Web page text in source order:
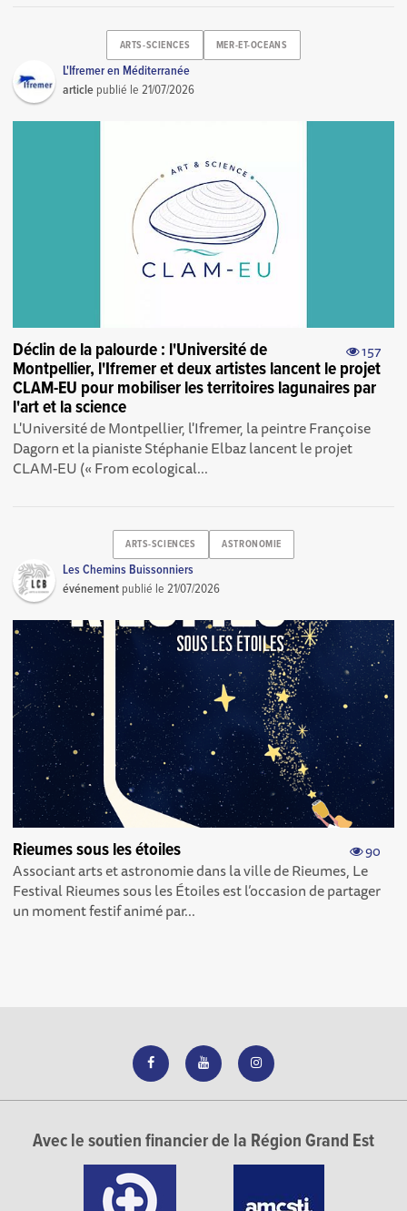
ARTS-SCIENCES MER-ET-OCEANS
L'Ifremer en Méditerranée
article publié le21/07/2026
157
Déclin de la palourde : l'Université de
Montpellier, l'Ifremer et deux artistes lancent le projet
CLAM-EU pour mobiliser les territoires lagunaires par
l'art et la science
L'Université de Montpellier, l'Ifremer, la peintre Françoise
Dagorn et la pianiste Stéphanie Elbaz lancent le projet
CLAM-EU (« From ecological...
ARTS-SCIENCES ASTRONOMIE
Les Chemins Buissonniers
événement publié le21/07/2026
90
Rieumes sous les étoiles
Associant arts et astronomie dans la ville de Rieumes, Le
Festival Rieumes sous les Étoiles est l’occasion de partager
un moment festif animé par...
Avec le soutien financier de la Région Grand Est